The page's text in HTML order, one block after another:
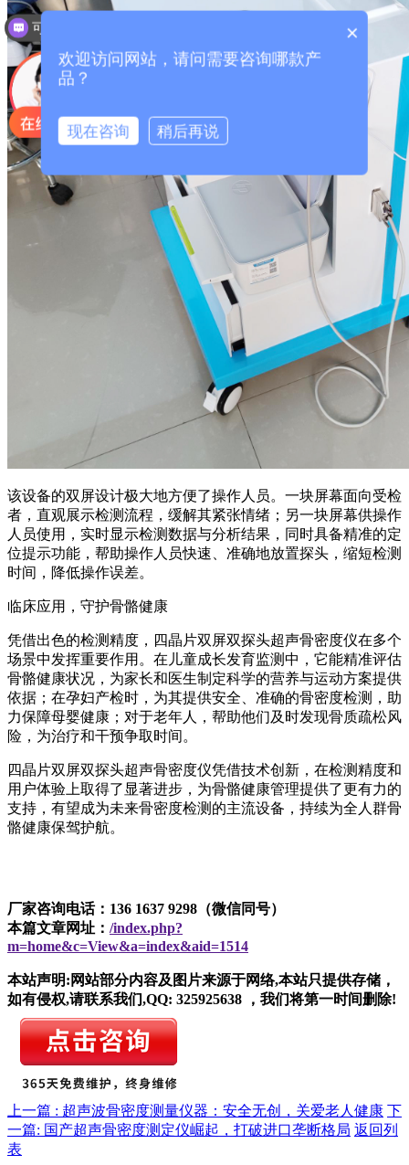
该设备的双屏设计极大地方便了操作人员。一块屏幕面向受检
者，直观展示检测流程，缓解其紧张情绪；另一块屏幕供操作
人员使用，实时显示检测数据与分析结果，同时具备精准的定
位提示功能，帮助操作人员快速、准确地放置探头，缩短检测
时间，降低操作误差。
临床应用，守护骨骼健康
凭借出色的检测精度，四晶片双屏双探头超声骨密度仪在多个
场景中发挥重要作用。在儿童成长发育监测中，它能精准评估
骨骼健康状况，为家长和医生制定科学的营养与运动方案提供
依据；在孕妇产检时，为其提供安全、准确的骨密度检测，助
力保障母婴健康；对于老年人，帮助他们及时发现骨质疏松风
险，为治疗和干预争取时间。
四晶片双屏双探头超声骨密度仪凭借技术创新，在检测精度和
用户体验上取得了显著进步，为骨骼健康管理提供了更有力的
支持，有望成为未来骨密度检测的主流设备，持续为全人群骨
骼健康保驾护航。
厂家咨询电话：136 1637 9298（微信同号）
本篇文章网址： /index.php?
m=home&c=View&a=index&aid=1514
本站声明:网站部分内容及图片来源于网络,本站只提供存储，
如有侵权,请联系我们,QQ: 325925638 ，我们将第一时间删除!
上一篇 : 超声波骨密度测量仪器：安全无创，关爱老人健康 下
一篇: 国产超声骨密度测定仪崛起，打破进口垄断格局 返回列
表
×
欢迎访问网站，请问需要咨询哪款产
品？
现在咨询 稍后再说